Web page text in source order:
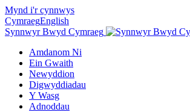
Mynd i'r cynnwys
CymraegEnglish
Synnwyr Bwyd Cymraeg
Amdanom Ni
Ein Gwaith
Newyddion
Digwyddiadau
Y Wasg
Adnoddau